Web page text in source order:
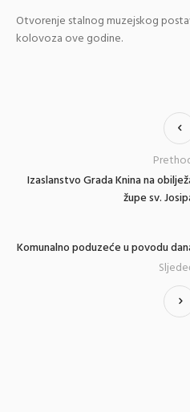
Otvorenje stalnog muzejskog
kolovoza ove godine.
Izaslanstvo Grada Knina na
župe sv.
Komunalno poduzeće u povodu